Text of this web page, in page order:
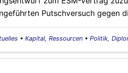
Putschversuch gegen
• Kapital, Ressourcen • Politik,